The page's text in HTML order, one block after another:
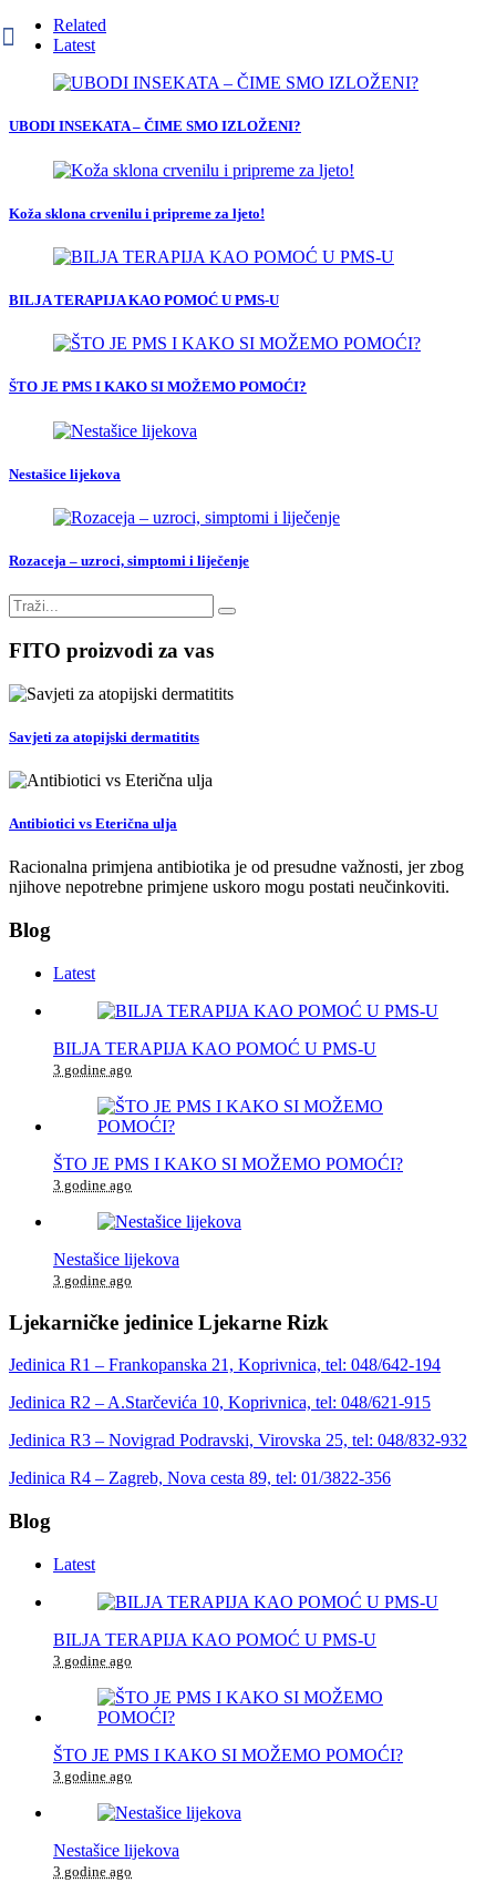
Related
Latest
UBODI INSEKATA – ČIME SMO IZLOŽENI?
Koža sklona crvenilu i pripreme za ljeto!
BILJA TERAPIJA KAO POMOĆ U PMS-U
ŠTO JE PMS I KAKO SI MOŽEMO POMOĆI?
Nestašice lijekova
Rozaceja – uzroci, simptomi i liječenje
FITO proizvodi za vas
Savjeti za atopijski dermatitits
Antibiotici vs Eterična ulja
Racionalna primjena antibiotika je od presudne važnosti, jer zbog
njihove nepotrebne primjene uskoro mogu postati neučinkoviti.
Blog
Latest
BILJA TERAPIJA KAO POMOĆ U PMS-U
3 godine ago
ŠTO JE PMS I KAKO SI MOŽEMO POMOĆI?
3 godine ago
Nestašice lijekova
3 godine ago
Ljekarničke jedinice Ljekarne Rizk
Jedinica R1 – Frankopanska 21, Koprivnica, tel: 048/642-194
Jedinica R2 – A.Starčevića 10, Koprivnica, tel: 048/621-915
Jedinica R3 – Novigrad Podravski, Virovska 25, tel: 048/832-932
Jedinica R4 – Zagreb, Nova cesta 89, tel: 01/3822-356
Blog
Latest
BILJA TERAPIJA KAO POMOĆ U PMS-U
3 godine ago
ŠTO JE PMS I KAKO SI MOŽEMO POMOĆI?
3 godine ago
Nestašice lijekova
3 godine ago